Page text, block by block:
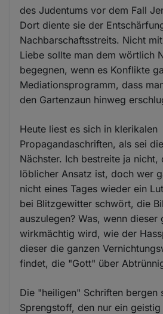
des Judentums vor dem Fall
Dort diente sie der
Nachbarschaftsstreits. Nicht
Liebe sollte man dem wörtlich
begegnen, wenn es Konflikte
Mediationsprogramm, dass
den Gartenzaun hinweg
Heute liest es sich in klerikalen
Propagandaschriften, als sei
Nächster. Ich bestreite ja nicht,
löblicher Ansatz ist, doch wer
nicht eines Tages wieder ein
bei Blitzgewitter schwört, die
auszulegen? Was, wenn dieser
wirkmächtig wird, wie der
dieser die ganzen
findet, die "Gott" über
Die "heiligen" Schriften bergen
Sprengstoff, den nur ein